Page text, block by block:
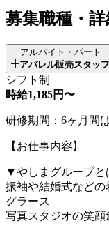
募集職種・
アルバイト・パート
アパレル販売スタッフ
シフト制
時給1,185円〜
研修期間：6ヶ月間
【お仕事内容】
▼やしまグループと
振袖や結婚式などの
グラース
写真スタジオの笑